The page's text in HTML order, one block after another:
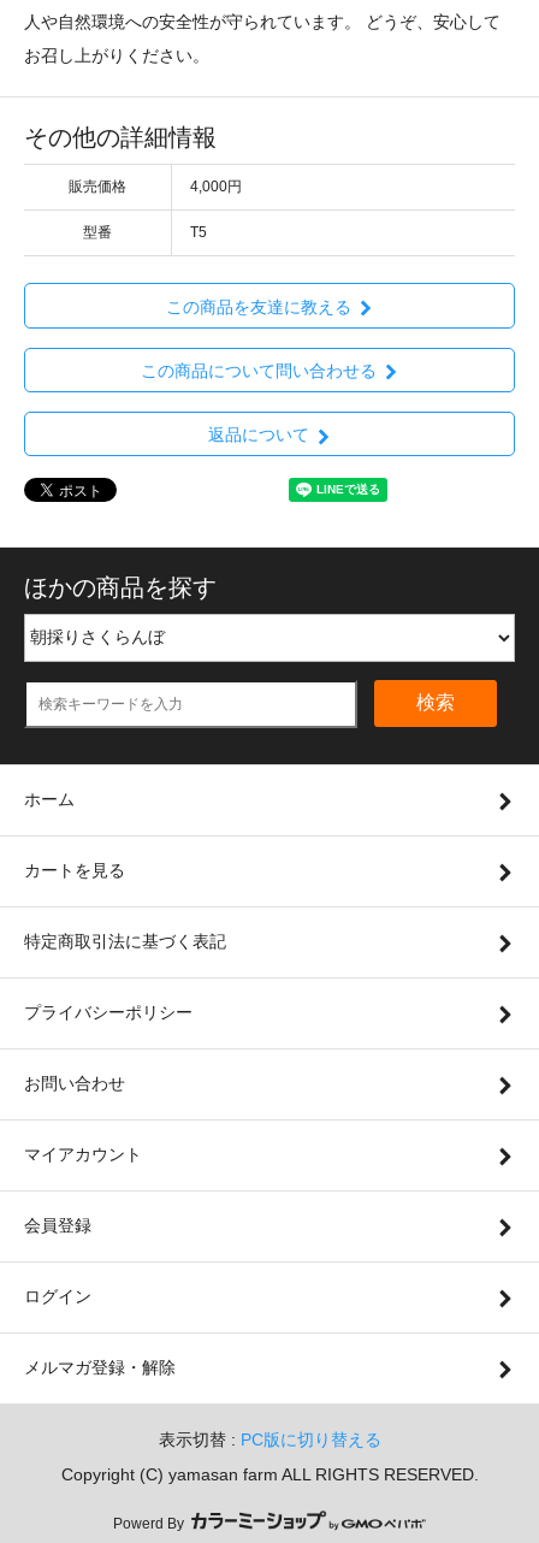
人や自然環境への安全性が守られています。 どうぞ、安心して
お召し上がりください。
その他の詳細情報
販売価格 4,000円
型番 T5
この商品を友達に教える
この商品について問い合わせる
返品について
ほかの商品を探す
検索
ホーム
カートを見る
特定商取引法に基づく表記
プライバシーポリシー
お問い合わせ
マイアカウント
会員登録
ログイン
メルマガ登録・解除
表示切替 : PC版に切り替える
Copyright (C) yamasan farm ALL RIGHTS RESERVED.
Powerd By